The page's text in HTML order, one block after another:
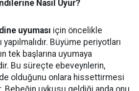
Nasıl Uyur?
uyuması için öncelikle
yapılmalıdır. Büyüme periyotları
tek başlarına uyumaya
Bu süreçte ebeveynlerin,
olduğunu onlara hissettirmesi
Bebeğin uykusu geldiği anda onu